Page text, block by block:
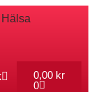
0,00 kr
0